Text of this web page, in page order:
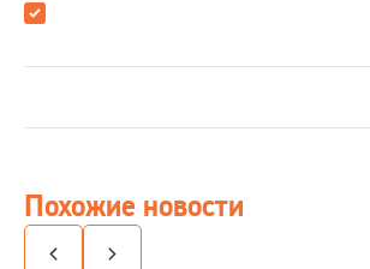
Похожие новости